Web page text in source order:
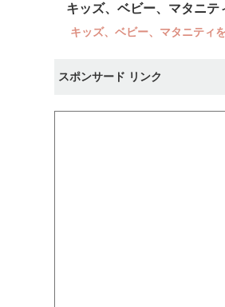
キッズ、ベビー、マタニテ
キッズ、ベビー、マタニティ
スポンサード リンク